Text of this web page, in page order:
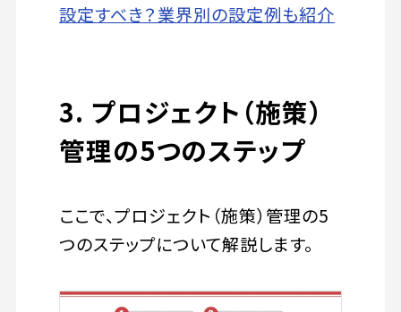
設定すべき？業界別の設定例も紹介
3. プロジェクト（施策）
管理の5つのステップ
ここで、プロジェクト（施策）管理の5
つのステップについて解説します。